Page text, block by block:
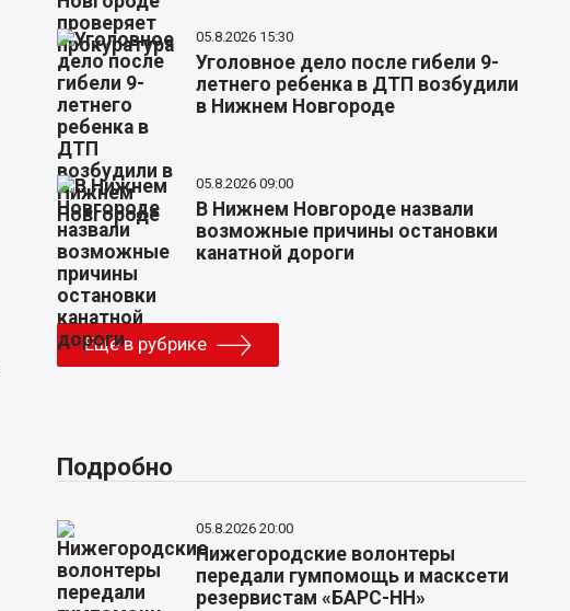
05.8.2026 15:30
Уголовное дело после гибели 9-
летнего ребенка в ДТП возбудили
в Нижнем Новгороде
05.8.2026 09:00
В Нижнем Новгороде назвали
возможные причины остановки
канатной дороги
Еще в рубрике
Подробно
05.8.2026 20:00
Нижегородские волонтеры
передали гумпомощь и масксети
резервистам «БАРС-НН»